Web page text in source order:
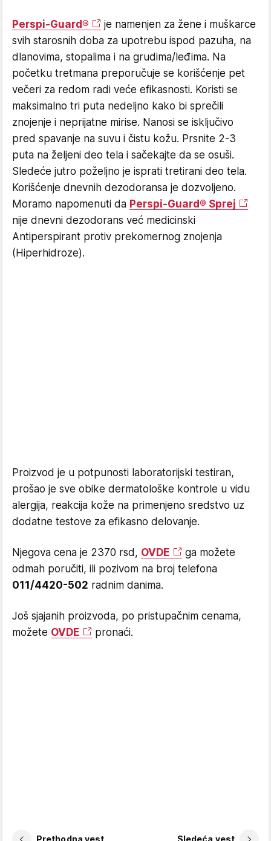
Perspi-Guard®
je namenjen za žene i muškarce
svih starosnih doba za upotrebu ispod pazuha, na
dlanovima, stopalima i na grudima/leđima. Na
početku tretmana preporučuje se korišćenje pet
večeri za redom radi veće efikasnosti. Koristi se
maksimalno tri puta nedeljno kako bi sprečili
znojenje i neprijatne mirise. Nanosi se isključivo
pred spavanje na suvu i čistu kožu. Prsnite 2-3
puta na željeni deo tela i sačekajte da se osuši.
Sledeće jutro poželjno je isprati tretirani deo tela.
Korišćenje dnevnih dezodoransa je dozvoljeno.
Moramo napomenuti da Perspi-Guard® Sprej
nije dnevni dezodorans već medicinski
Antiperspirant protiv prekomernog znojenja
(Hiperhidroze).
Proizvod je u potpunosti laboratorijski testiran,
prošao je sve obike dermatološke kontrole u vidu
alergija, reakcija kože na primenjeno sredstvo uz
dodatne testove za efikasno delovanje.
Njegova cena je 2370 rsd, OVDE
ga možete
odmah poručiti, ili pozivom na broj telefona
011/4420-502 radnim danima.
Još sjajanih proizvoda, po pristupačnim cenama,
možete OVDE pronaći.